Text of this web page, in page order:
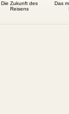
Die Zukunft des
Reisens
Das